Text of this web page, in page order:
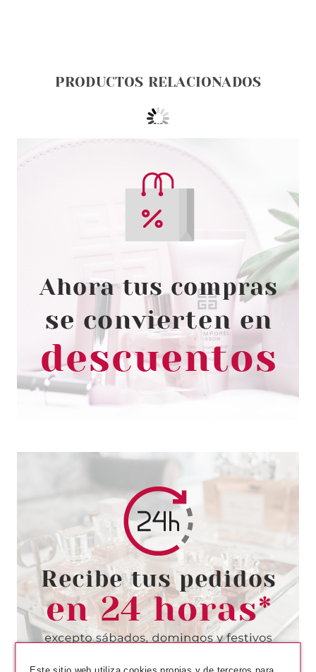
PRODUCTOS RELACIONADOS
CLARINS
CLARINS BB SKIN DETOX
FLUID 01 LIGHT 45 ML
Pvr 42.00€
-29%
desde
29.90€
SISLEY
SISLEY PHYTO HYDRA TEINT
HIDRATANTE CON COLOR SPF
15 03 GOLDEN 40 ML
Pvr 97.00€
-20%
desde
77.94€